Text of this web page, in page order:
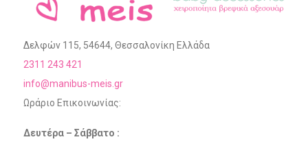
Δελφών 115, 54644, Θεσσαλονίκη Ελλάδα
2311 243 421
info@manibus-meis.gr
Ωράριο Επικοινωνίας:
Δευτέρα – Σάββατο :